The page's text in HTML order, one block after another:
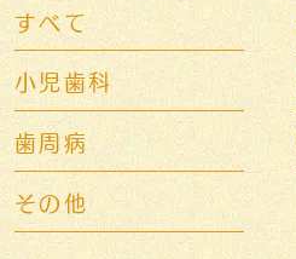
すべて
小児歯科
歯周病
その他